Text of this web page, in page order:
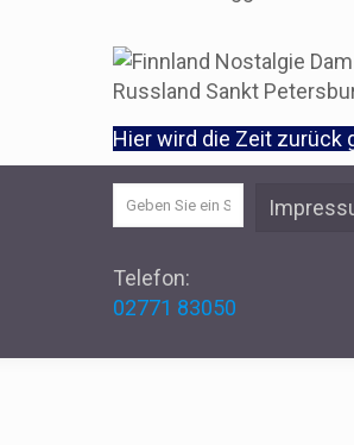
Hier wird die Zeit zurück
Telefon:
02771 83050